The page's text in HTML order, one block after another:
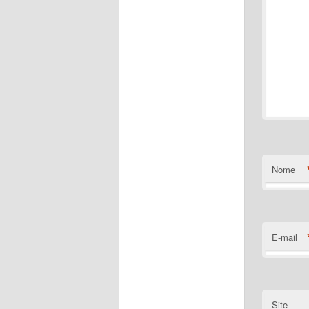
Nome
E-mail
Site